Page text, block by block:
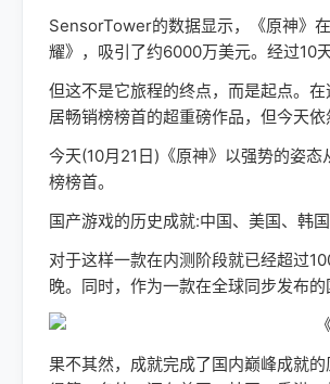
SensorTower的数据显示，《原神》
耀》，吸引了约6000万美元。经过10
但这不是它旅程的终点，而是起点。
居畅销榜榜首的超重磅作品，但今天依
今天(10月21日)《原神》以强势的姿
榜榜首。
国产游戏的历史成就:中国、美国、韩
对于这样一款在内测阶段就已经超过
晚。同时，作为一款在全球同步发布
果不其然，成就完成了国内巅峰成就